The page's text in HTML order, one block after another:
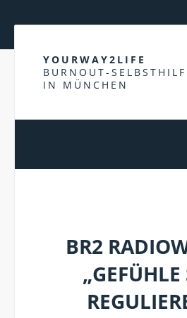
YOURWAY2LIFE
BURNOUT-
IN MÜNCHEN
BR2